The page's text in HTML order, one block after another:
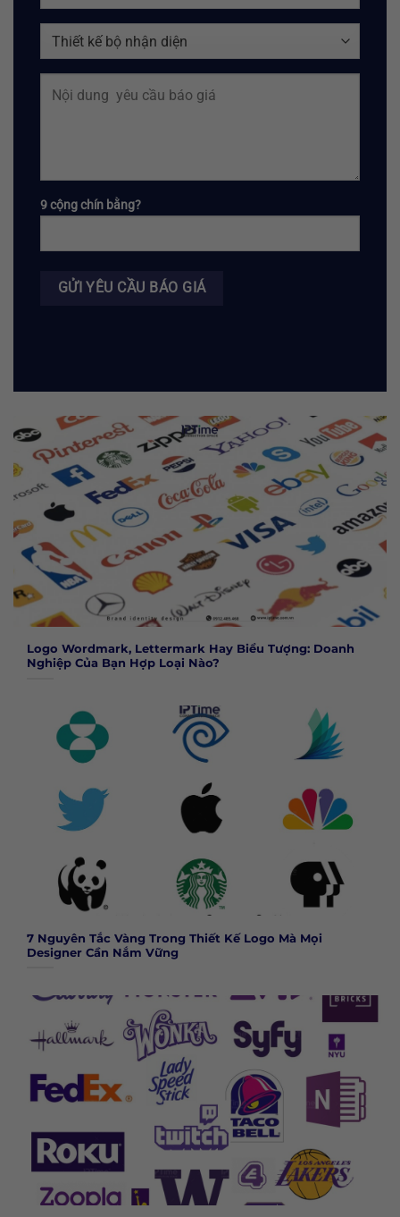
9 cộng chín bằng?
Logo Wordmark, Lettermark Hay Biểu Tượng: Doanh
Nghiệp Của Bạn Hợp Loại Nào?
7 Nguyên Tắc Vàng Trong Thiết Kế Logo Mà Mọi
Designer Cần Nắm Vững